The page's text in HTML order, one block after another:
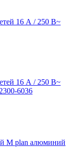
16 А / 250 В~
16 А / 250 В~
6036
M plan алюминий